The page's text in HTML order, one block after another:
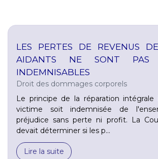
LES PERTES DE REVENUS
AIDANTS NE SONT PAS
INDEMNISABLES
Droit des dommages corporels
Le principe de la réparation
victime soit indemnisée de
préjudice sans perte ni profit. La
devait déterminer si les p...
Lire la suite